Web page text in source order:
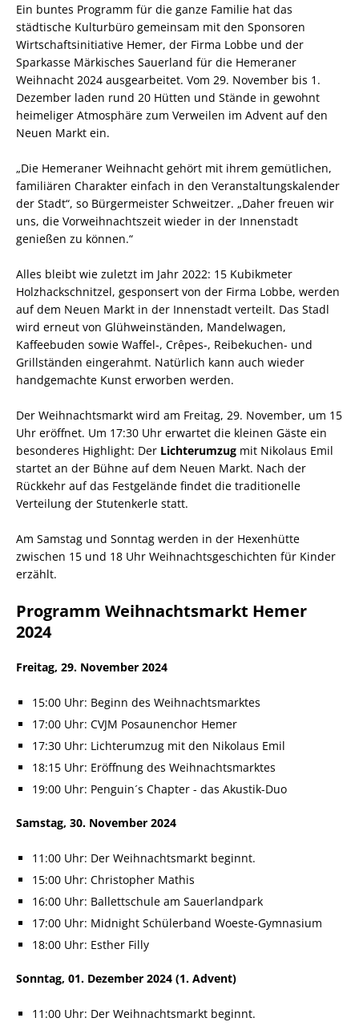
Ein buntes Programm für die ganze Familie hat das
städtische Kulturbüro gemeinsam mit den Sponsoren
Wirtschaftsinitiative Hemer, der Firma Lobbe und der
Sparkasse Märkisches Sauerland für die Hemeraner
Weihnacht 2024 ausgearbeitet. Vom 29. November bis 1.
Dezember laden rund 20 Hütten und Stände in gewohnt
heimeliger Atmosphäre zum Verweilen im Advent auf den
Neuen Markt ein.
„Die Hemeraner Weihnacht gehört mit ihrem gemütlichen,
familiären Charakter einfach in den Veranstaltungskalender
der Stadt“, so Bürgermeister Schweitzer. „Daher freuen wir
uns, die Vorweihnachtszeit wieder in der Innenstadt
genießen zu können.“
Alles bleibt wie zuletzt im Jahr 2022: 15 Kubikmeter
Holzhackschnitzel, gesponsert von der Firma Lobbe, werden
auf dem Neuen Markt in der Innenstadt verteilt. Das Stadl
wird erneut von Glühweinständen, Mandelwagen,
Kaffeebuden sowie Waffel-, Crêpes-, Reibekuchen- und
Grillständen eingerahmt. Natürlich kann auch wieder
handgemachte Kunst erworben werden.
Der Weihnachtsmarkt wird am Freitag, 29. November, um 15
Uhr eröffnet. Um 17:30 Uhr erwartet die kleinen Gäste ein
besonderes Highlight: Der Lichterumzug mit Nikolaus Emil
startet an der Bühne auf dem Neuen Markt. Nach der
Rückkehr auf das Festgelände findet die traditionelle
Verteilung der Stutenkerle statt.
Am Samstag und Sonntag werden in der Hexenhütte
zwischen 15 und 18 Uhr Weihnachtsgeschichten für Kinder
erzählt.
Programm Weihnachtsmarkt Hemer
2024
Freitag, 29. November 2024
15:00 Uhr: Beginn des Weihnachtsmarktes
17:00 Uhr: CVJM Posaunenchor Hemer
17:30 Uhr: Lichterumzug mit den Nikolaus Emil
18:15 Uhr: Eröffnung des Weihnachtsmarktes
19:00 Uhr: Penguin´s Chapter - das Akustik-Duo
Samstag, 30. November 2024
11:00 Uhr: Der Weihnachtsmarkt beginnt.
15:00 Uhr: Christopher Mathis
16:00 Uhr: Ballettschule am Sauerlandpark
17:00 Uhr: Midnight Schülerband Woeste-Gymnasium
18:00 Uhr: Esther Filly
Sonntag, 01. Dezember 2024 (1. Advent)
11:00 Uhr: Der Weihnachtsmarkt beginnt.